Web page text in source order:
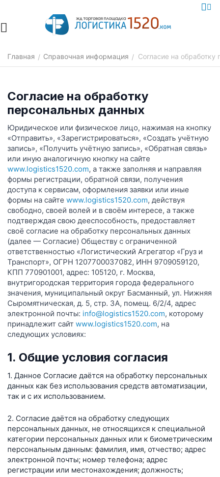
Главная / Справочная информация / Согласие на
Согласие на обработку
персональных данных
Юридическое или физическое лицо, нажимая на кнопку
«Отправить», «Зарегистрироваться», «Создать учётную
запись», «Получить учётную запись», «Обратная связь»
или иную аналогичную кнопку на сайте
www.logistics1520.com, а также заполняя и направляя
формы регистрации, обратной связи, получения
доступа к сервисам, оформления заявки или иные
формы на сайте www.logistics1520.com, действуя
свободно, своей волей и в своём интересе, а также
подтверждая свою дееспособность, предоставляет
своё согласие на обработку персональных данных
(далее — Согласие) Обществу с ограниченной
ответственностью «Логистический Агрегатор «Груз и
Транспорт», ОГРН 1207700037082, ИНН 9709059120,
КПП 770901001, адрес: 105120, г. Москва,
внутригородская территория города федерального
значения, муниципальный округ Басманный, ул. Нижняя
Сыромятническая, д. 5, стр. 3А, помещ. 6/2/4, адрес
электронной почты: info@logistics1520.com, которому
принадлежит сайт www.logistics1520.com, на
следующих условиях:
1. Общие условия согласия
1. Данное Согласие даётся на обработку персональных
данных как без использования средств автоматизации,
так и с их использованием.
2. Согласие даётся на обработку следующих
персональных данных, не относящихся к специальной
категории персональных данных или к биометрическим
персональным данным: фамилия, имя, отчество; адрес
электронной почты; номер телефона; адрес
регистрации или местонахождения; должность;